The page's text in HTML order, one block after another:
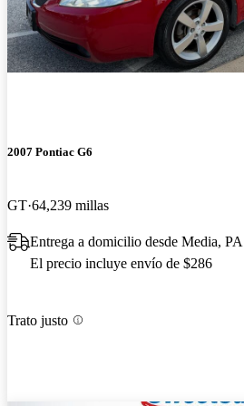
2007 Pontiac G6
GT 64,239 millas
Entrega a domicilio desde Media, PA
El precio incluye envío de $286
Trato justo